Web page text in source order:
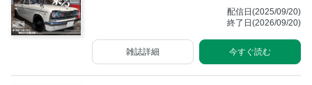
レディZ、そしてハチロク……。いつまでも輝きを失わ
ず人々を魅了する旧車たち。あの頃そのままの雰囲気を
ガジンです。
配信日(2025/09/20)
終了日(2026/09/20)
今すぐ読む
雑誌詳細